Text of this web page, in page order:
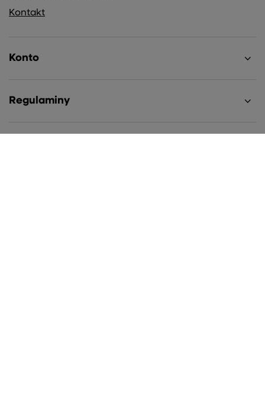
Kontakt
Konto
Regulaminy